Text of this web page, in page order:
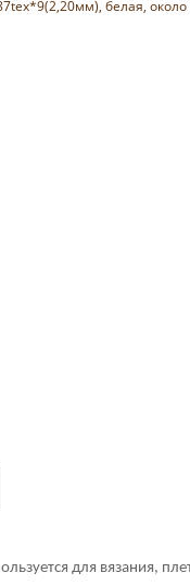
для вязания,